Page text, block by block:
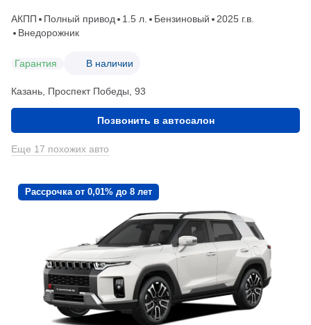
АКПП Полный привод 1.5 л. Бензиновый
2025 г.в.
Внедорожник
Гарантия В наличии
Казань, Проспект Победы, 93
Позвонить в автосалон
Еще 17 похожих авто
Рассрочка от 0,01% до 8 лет